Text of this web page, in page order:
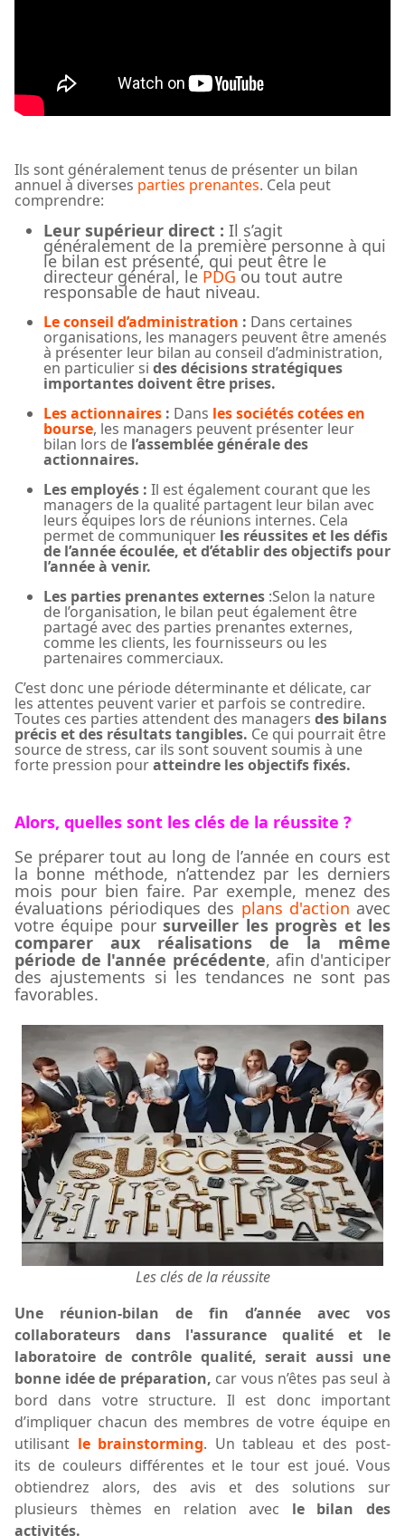
Ils sont généralement tenus de présenter un bilan
annuel à diverses parties prenantes. Cela peut
comprendre:
Leur supérieur direct : Il s’agit
généralement de la première personne à qui
le bilan est présenté, qui peut être le
directeur général, lePDGou tout autre
responsable de haut niveau.
Le conseil d’administration : Dans certaines
organisations, les managers peuvent être amenés
à présenter leur bilan au conseil d’administration,
en particulier si des décisions stratégiques
importantes doivent être prises.
Les actionnaires : Dans les sociétés cotées en
bourse, les managers peuvent présenter leur
bilan lors de l’assemblée générale des
actionnaires.
Les employés : Il est également courant que les
managers de la qualité partagent leur bilan avec
leurs équipes lors de réunions internes. Cela
permet de communiquer les réussites et les défis
de l’année écoulée, et d’établir des objectifs pour
l’année à venir.
Les parties prenantes externes :Selon la nature
de l’organisation, le bilan peut également être
partagé avec des parties prenantes externes,
comme les clients, les fournisseurs ou les
partenaires commerciaux.
C’est donc une période déterminante et délicate, car
les attentes peuvent varier et parfois se contredire.
Toutes ces parties attendent des managers des bilans
précis et des résultats tangibles. Ce qui pourrait être
source de stress, car ils sont souvent soumis à une
forte pression pouratteindre les objectifs fixés.
Alors, quelles sont les clés de la réussite ?
Se préparer tout au long de l’année en cours est
la bonne méthode, n’attendez par les derniers
mois pour bien faire. Par exemple, menez des
évaluations périodiques des plans d'action avec
votre équipe poursurveiller les progrès et les
comparer aux réalisations de la même
période de l'année précédente, afin d'anticiper
des ajustements si les tendances ne sont pas
favorables.
Les clés de la réussite
Une réunion-bilan de fin d’année avec vos
collaborateurs dans l'assurance qualité et le
laboratoire de contrôle qualité, serait aussi une
bonne idée de préparation, car vous n’êtes pas seul à
bord dans votre structure. Il est donc important
d’impliquer chacun des membres de votre équipe en
utilisant le brainstorming. Un tableau et des post-
its de couleurs différentes et le tour est joué. Vous
obtiendrez alors, des avis et des solutions sur
plusieurs thèmes en relation avec le bilan des
activités.